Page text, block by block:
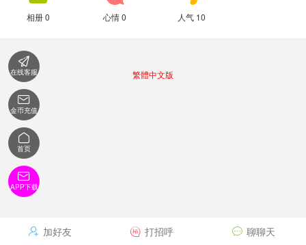
相册 0 心情 0 人气 10
 加好友  打招呼  聊聊天
繁體中文版

在线客服

金币充值

首页

APP下载